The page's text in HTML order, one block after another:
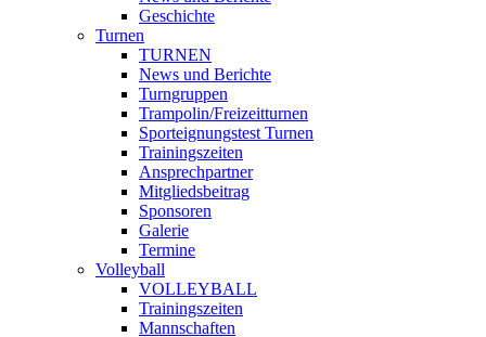
Geschichte
Turnen
TURNEN
News und Berichte
Turngruppen
Trampolin/Freizeitturnen
Sporteignungstest Turnen
Trainingszeiten
Ansprechpartner
Mitgliedsbeitrag
Sponsoren
Galerie
Termine
Volleyball
VOLLEYBALL
Trainingszeiten
Mannschaften